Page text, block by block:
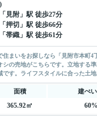
「 見附 」駅 徒歩27分
「 押切 」駅 徒歩66分
「 帯織 」駅 徒歩61分
住まいをお探しなら「見附市本
の売地がこちらです。立地する
す。ライフスタイルに合った土
面積 建ぺ
365.92㎡